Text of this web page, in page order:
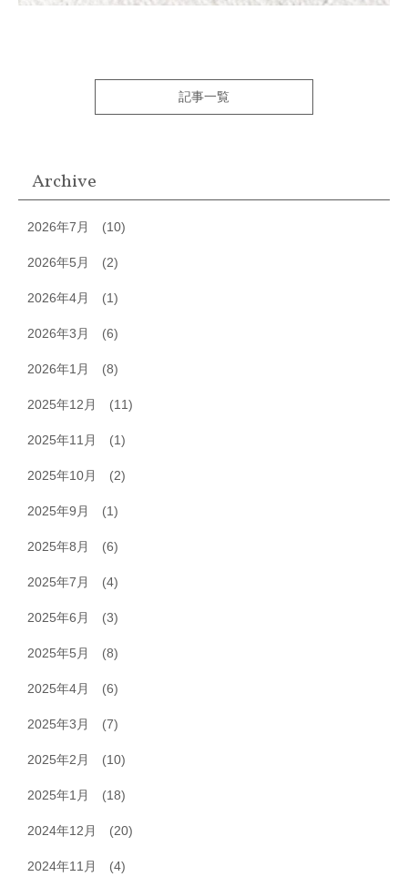
記事一覧
Archive
2026年7月 (10)
2026年5月 (2)
2026年4月 (1)
2026年3月 (6)
2026年1月 (8)
2025年12月 (11)
2025年11月 (1)
2025年10月 (2)
2025年9月 (1)
2025年8月 (6)
2025年7月 (4)
2025年6月 (3)
2025年5月 (8)
2025年4月 (6)
2025年3月 (7)
2025年2月 (10)
2025年1月 (18)
2024年12月 (20)
2024年11月 (4)